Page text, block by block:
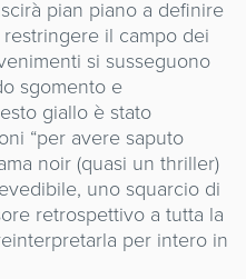
pian piano a definire
il campo dei
si susseguono
sgomento e
giallo è stato
“per avere saputo
noir (quasi un thriller)
uno squarcio di
retrospettivo a tutta la
per intero in